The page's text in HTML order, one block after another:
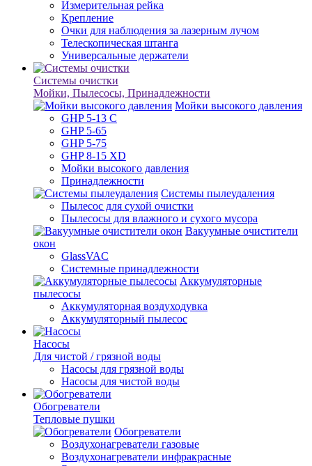
Измерительная рейка
Крепление
Очки для наблюдения за лазерным лучом
Телескопическая штанга
Универсальные держатели
Системы очистки
Мойки, Пылесосы, Принадлежности
Мойки высокого давления
GHP 5-13 C
GHP 5-65
GHP 5-75
GHP 8-15 XD
Мойки высокого давления
Принадлежности
Системы пылеудаления
Пылесос для сухой очистки
Пылесосы для влажного и сухого мусора
Вакуумные очистители
окон
GlassVAC
Системные принадлежности
Аккумуляторные
пылесосы
Аккумуляторная воздуходувка
Аккумуляторный пылесос
Насосы
Для чистой / грязной воды
Насосы для грязной воды
Насосы для чистой воды
Обогреватели
Тепловые пушки
Обогреватели
Воздухонагреватели газовые
Воздухонагреватели инфракрасные